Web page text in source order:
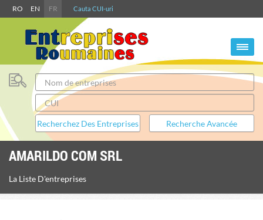
RO EN FR Cauta CUI-uri
AMARILDO COM SRL
La Liste D'entreprises